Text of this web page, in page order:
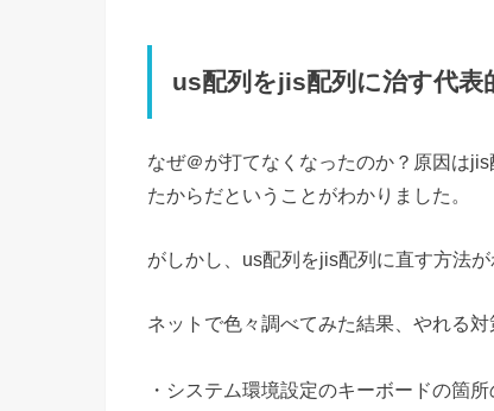
us配列をjis配列に治す代表
なぜ＠が打てなくなったのか？原因は
たからだということがわかりました。
がしかし、 us配列をjis配列に直す方法
ネットで色々調べてみた結果、やれる
・システム環境設定のキーボードの箇